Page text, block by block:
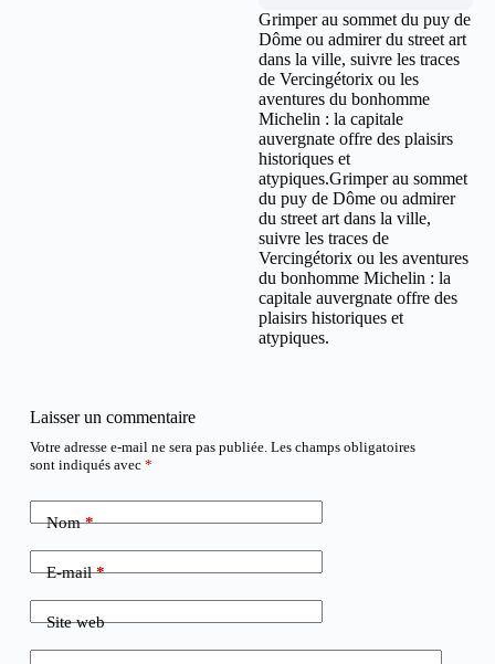
Grimper au sommet du puy de
Dôme ou admirer du street art
dans la ville, suivre les traces
de Vercingétorix ou les
aventures du bonhomme
Michelin : la capitale
auvergnate offre des plaisirs
historiques et
atypiques.Grimper au sommet
du puy de Dôme ou admirer
du street art dans la ville,
suivre les traces de
Vercingétorix ou les aventures
du bonhomme Michelin : la
capitale auvergnate offre des
plaisirs historiques et
atypiques.
Laisser un commentaire
Votre adresse e-mail ne sera pas publiée. Les champs obligatoires
sont indiqués avec *
Nom*
E-mail*
Site web